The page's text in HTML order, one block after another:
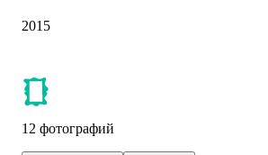
2015
12 фотографий